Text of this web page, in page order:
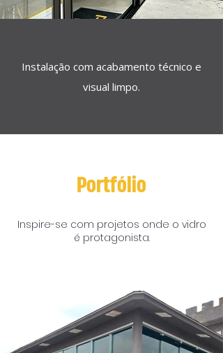
Instalação com acabamento técnico e
visual limpo.
Portfólio
Inspire-se com projetos onde o vidro
é protagonista.